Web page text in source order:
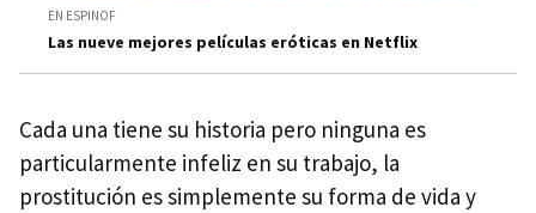
EN ESPINOF
Las nueve mejores películas eróticas en Netflix
Cada una tiene su historia pero ninguna es
particularmente infeliz en su trabajo, la
prostitución es simplemente su forma de vida y